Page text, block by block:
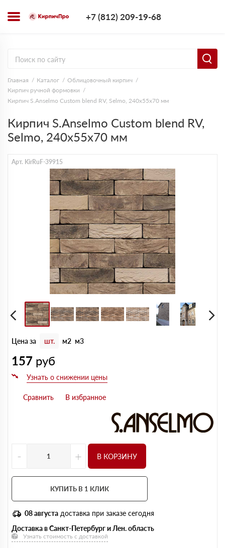
+7 (812) 209-19-68
Главная Каталог
Облицовочный кирпич
Кирпич ручной формовки
Кирпич S.Anselmo Custom blend RV, Selmo, 240х55х70 мм
Кирпич S.Anselmo Custom blend RV,
Selmo, 240х55х70 мм
Арт. KirRuF-39915
Цена за шт. м2 м3
157 руб
- + В КОРЗИНУ
КУПИТЬ В 1 КЛИК
08 августа доставка при заказе сегодня
Доставка в Санкт-Петербург и Лен. область
Узнать стоимость с доставкой